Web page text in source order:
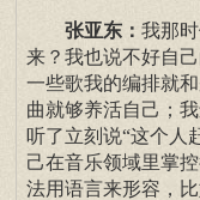
张亚东： 我那
来？我也说不好自
一些歌我的编排就
曲就够养活自己；
听了立刻说“这个人
己在音乐领域里掌
法用语言来形容，